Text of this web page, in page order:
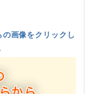
画像をクリックし